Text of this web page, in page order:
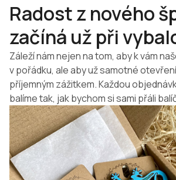
Radost z nového
začíná už při
Záleží nám nejen na tom, aby k vám
v pořádku, ale aby už samotné
příjemným zážitkem. Každou
balíme tak, jak bychom si sami přáli